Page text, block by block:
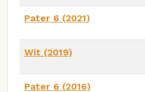
Pater 6 (2021)
Wit (2019)
Pater 6 (2016)